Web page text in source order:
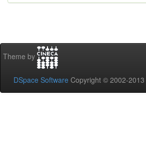
Theme by
DSpace Software Copyright © 2002-2013